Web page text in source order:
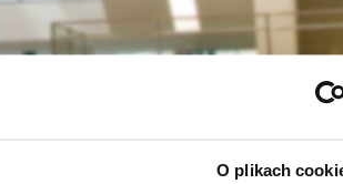
O plikach